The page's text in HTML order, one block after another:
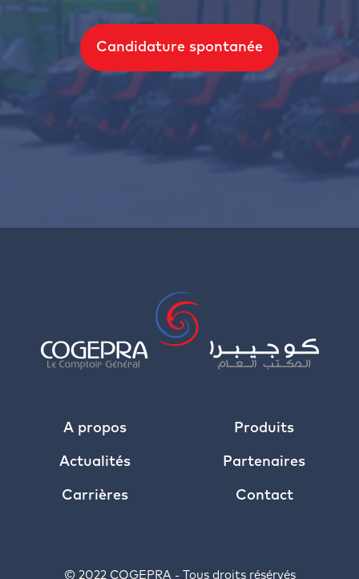
Candidature spontanée
A propos Produits
Actualités Partenaires
Carrières Contact
© 2022 COGEPRA - Tous droits résérvés